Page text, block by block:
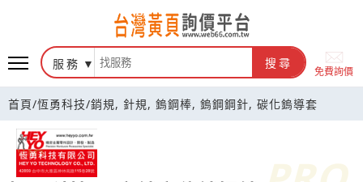
台灣黃頁詢價平台
服務 搜尋
免費詢價
首頁/恆勇科技/銷規, 針規, 鎢鋼棒, 鎢鋼鋼針, 碳化鎢導套